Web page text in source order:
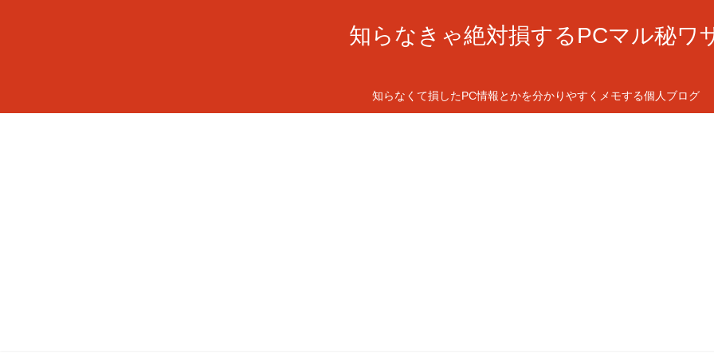
知らなきゃ絶対損するPCマル秘ワ
知らなくて損したPC情報とかを分かりやすくメモする個人ブログ